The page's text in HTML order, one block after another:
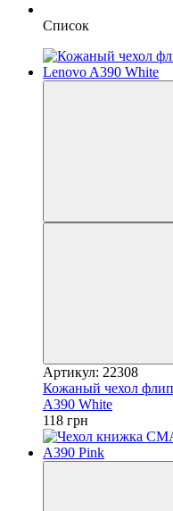
Список
Артикул: 22308
Кожаный чехол флип
A390 White
118 грн